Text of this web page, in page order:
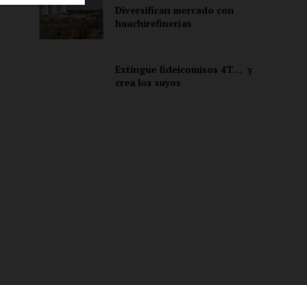
Diversifican mercado con
huachirefinerías
Extingue fideicomisos 4T… y
crea los suyos